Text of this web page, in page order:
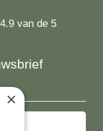
van de 5
×